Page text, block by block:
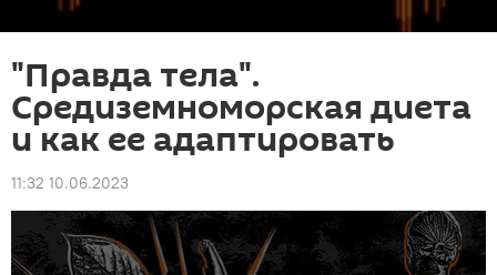
"Правда тела".
Средиземноморская диета
и как ее адаптировать
11:32 10.06.2023